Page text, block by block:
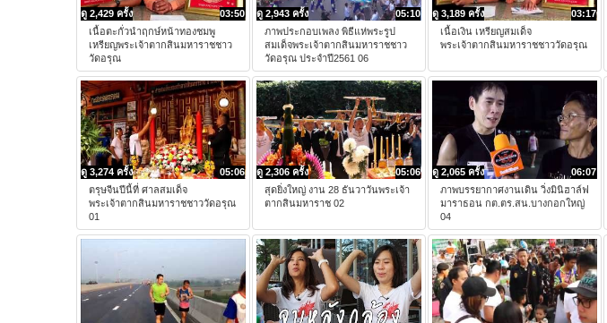
03:50
ดู 2,429 ครั้ง
เนื้อตะกั่วนำฤกษ์หน้าทองชมพู
เหรียญพระเจ้าตากสินมหาราชชาว
วัดอรุณ
05:10
ดู 2,943 ครั้ง
ภาพประกอบเพลง พิธีแห่พระรูป
สมเด็จพระเจ้าตากสินมหาราชชาว
วัดอรุณ ประจำปี2561 06
03:17
ดู 3,189 ครั้ง
เนื้อเงิน เหรียญสมเด็จ
พระเจ้าตากสินมหาราชชาววัดอรุณ
05:06
ดู 3,274 ครั้ง
ตรุษจีนปีนี้ที่ ศาลสมเด็จ
พระเจ้าตากสินมหาราชชาววัดอรุณ
01
05:06
ดู 2,306 ครั้ง
สุดยิ่งใหญ่ งาน 28 ธันวาวันพระเจ้า
ตากสินมหาราช 02
06:07
ดู 2,065 ครั้ง
ภาพบรรยากาศงานเดิน วิ่งมินิฮาล์ฟ
มาราธอน กต.ตร.สน.บางกอกใหญ่
04